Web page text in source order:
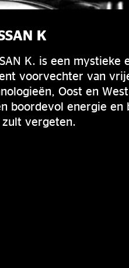
K
K. is een
voorvechter van
Oost en
boordevol energie en
zult vergeten.